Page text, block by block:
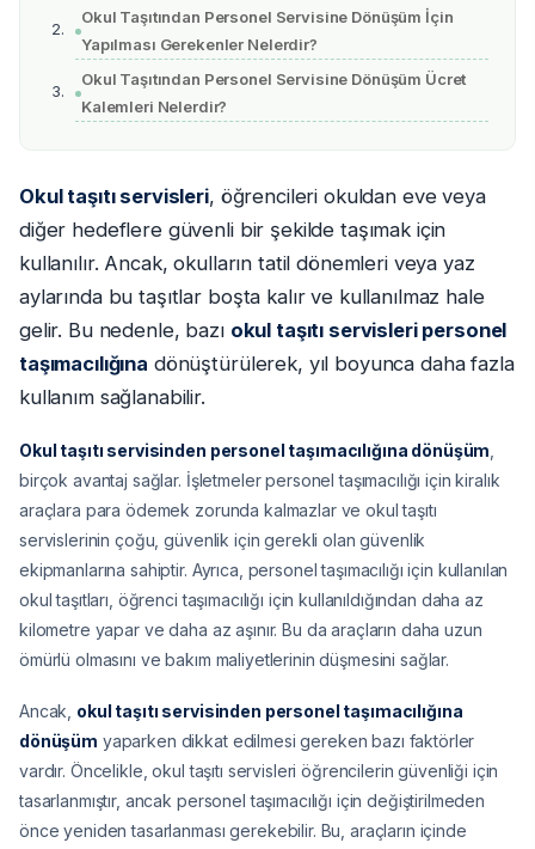
Okul Taşıtından Personel Servisine Dönüşüm İçin
Yapılması Gerekenler Nelerdir?
Okul Taşıtından Personel Servisine Dönüşüm Ücret
Kalemleri Nelerdir?
Okul taşıtı servisleri, öğrencileri okuldan eve veya
diğer hedeflere güvenli bir şekilde taşımak için
kullanılır. Ancak, okulların tatil dönemleri veya yaz
aylarında bu taşıtlar boşta kalır ve kullanılmaz hale
gelir. Bu nedenle, bazı okul taşıtı servisleri personel
taşımacılığına dönüştürülerek, yıl boyunca daha fazla
kullanım sağlanabilir.
Okul taşıtı servisinden personel taşımacılığına dönüşüm
birçok avantaj sağlar. İşletmeler personel taşımacılığı için kiralık
araçlara para ödemek zorunda kalmazlar ve okul taşıtı
servislerinin çoğu, güvenlik için gerekli olan güvenlik
ekipmanlarına sahiptir. Ayrıca, personel taşımacılığı için kullanılan
okul taşıtları, öğrenci taşımacılığı için kullanıldığından daha az
kilometre yapar ve daha az aşınır. Bu da araçların daha uzun
ömürlü olmasını ve bakım maliyetlerinin düşmesini sağlar.
Ancak, okul taşıtı servisinden personel taşımacılığına
dönüşüm yaparken dikkat edilmesi gereken bazı faktörler
vardır. Öncelikle, okul taşıtı servisleri öğrencilerin güvenliği için
tasarlanmıştır, ancak personel taşımacılığı için değiştirilmeden
önce yeniden tasarlanması gerekebilir. Bu, araçların içinde